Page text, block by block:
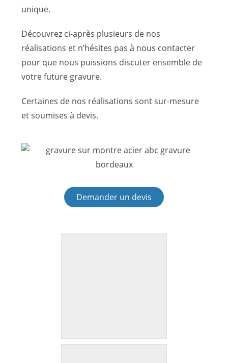
unique.
Découvrez ci-après plusieurs de nos
réalisations et n’hésites pas à nous contacter
pour que nous puissions discuter ensemble de
votre future gravure.
Certaines de nos réalisations sont sur-mesure
et soumises à devis.
Demander un devis